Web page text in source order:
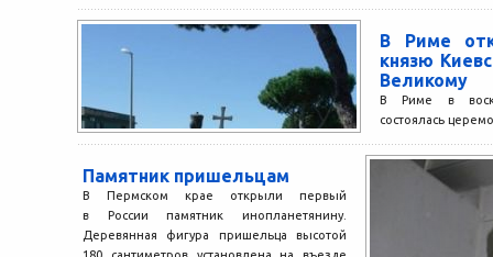
России памятника знаменитому советскому
актеру, заслуженному артисту РСФСР,
В Риме
князю
Великому
В Риме в
состоялась
крестившему
сообщает в...
Памятник пришельцам
В Пермском крае открыли первый
в России памятник инопланетянину.
Деревянная фигура пришельца высотой